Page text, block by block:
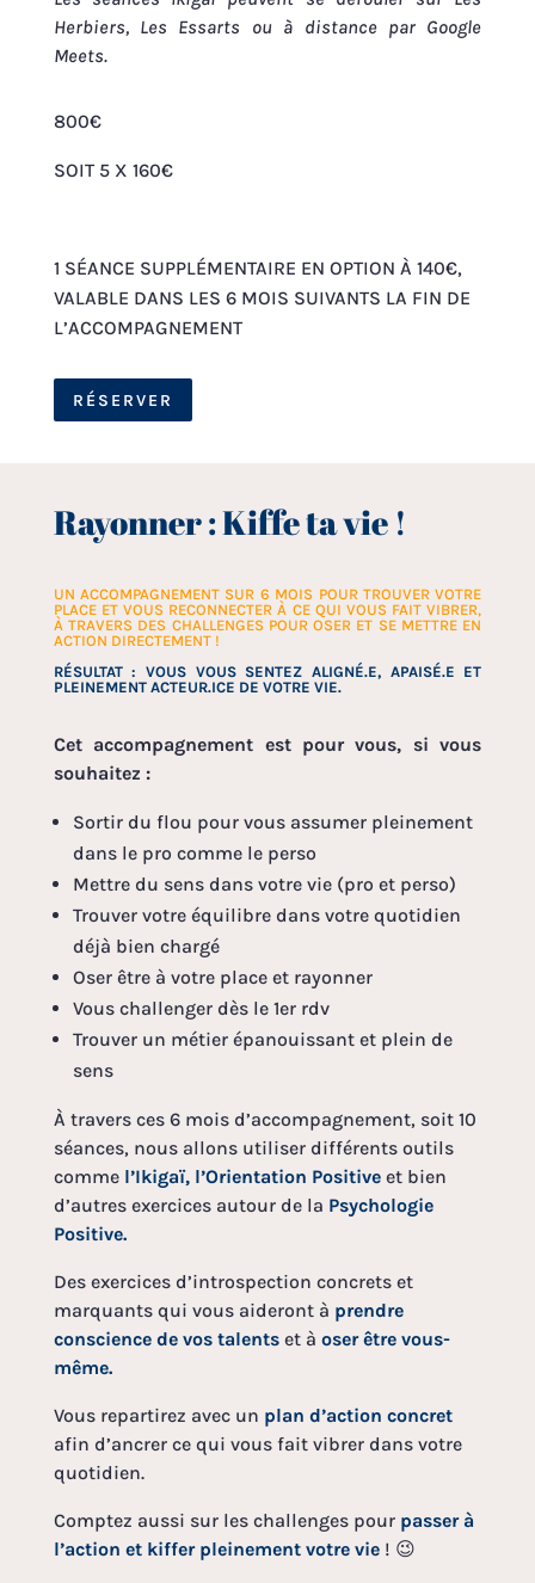
Herbiers, Les Essarts ou à distance par Google
Meets.
800€
SOIT 5 X 160€
1 SÉANCE SUPPLÉMENTAIRE EN OPTION À 140€,
VALABLE DANS LES 6 MOIS SUIVANTS LA FIN DE
L’ACCOMPAGNEMENT
RÉSERVER
Rayonner : Kiffe ta vie !
UN ACCOMPAGNEMENT SUR 6 MOIS POUR TROUVER VOTRE
PLACE ET VOUS RECONNECTER À CE QUI VOUS FAIT VIBRER,
À TRAVERS DES CHALLENGES POUR OSER ET SE METTRE EN
ACTION DIRECTEMENT !
RÉSULTAT : VOUS VOUS SENTEZ ALIGNÉ.E, APAISÉ.E ET
PLEINEMENT ACTEUR.ICE DE VOTRE VIE.
Cet accompagnement est pour vous, si vous
souhaitez :
Sortir du flou pour vous assumer pleinement
dans le pro comme le perso
Mettre du sens dans votre vie (pro et perso)
Trouver votre équilibre dans votre quotidien
déjà bien chargé
Oser être à votre place et rayonner
Vous challenger dès le 1er rdv
Trouver un métier épanouissant et plein de
sens
À travers ces 6 mois d’accompagnement, soit 10
séances, nous allons utiliser différents outils
comme l’Ikigaï, l’Orientation Positiveet bien
d’autres exercices autour de la Psychologie
Positive.
Des exercices d’introspection concrets et
marquants qui vous aideront à prendre
conscience de vos talentset à oser être vous-
même.
Vous repartirez avec un plan d’action concret
afin d’ancrer ce qui vous fait vibrer dans votre
quotidien.
Comptez aussi sur les challenges pour passer à
l’action et kiffer pleinement votre vie! 😉